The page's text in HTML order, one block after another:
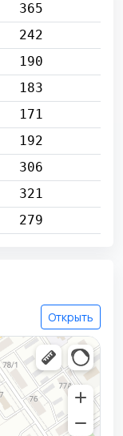
365
242
190
183
171
192
306
321
279
Открыть